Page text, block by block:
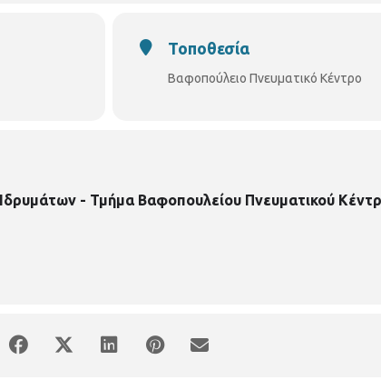
Τοποθεσία
Βαφοπούλειο Πνευματικό Κέντρο
- Τμήμα Βαφοπουλείου Πνευματικού